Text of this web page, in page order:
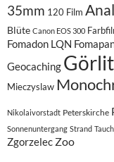
35mm 120 Film
Blüte Canon EOS 300
Fomadon LQN
Geocaching
Mieczyslaw
Nikolaivorstadt Peterskirche
Sonnenuntergang Strand
Zgorzelec Zoo